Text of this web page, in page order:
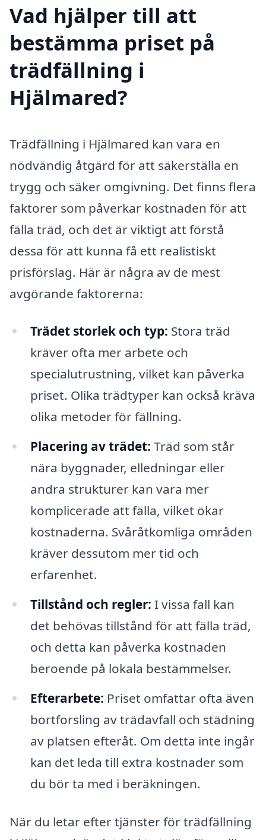
Vad hjälper till att
bestämma priset på
trädfällning i
Hjälmared?
Trädfällning i Hjälmared kan vara en
nödvändig åtgärd för att säkerställa en
trygg och säker omgivning. Det finns flera
faktorer som påverkar kostnaden för att
fälla träd, och det är viktigt att förstå
dessa för att kunna få ett realistiskt
prisförslag. Här är några av de mest
avgörande faktorerna:
Trädet storlek och typ: Stora träd
kräver ofta mer arbete och
specialutrustning, vilket kan påverka
priset. Olika trädtyper kan också kräva
olika metoder för fällning.
Placering av trädet: Träd som står
nära byggnader, elledningar eller
andra strukturer kan vara mer
komplicerade att fälla, vilket ökar
kostnaderna. Svåråtkomliga områden
kräver dessutom mer tid och
erfarenhet.
Tillstånd och regler: I vissa fall kan
det behövas tillstånd för att fälla träd,
och detta kan påverka kostnaden
beroende på lokala bestämmelser.
Efterarbete: Priset omfattar ofta även
bortforsling av trädavfall och städning
av platsen efteråt. Om detta inte ingår
kan det leda till extra kostnader som
du bör ta med i beräkningen.
När du letar efter tjänster för trädfällning